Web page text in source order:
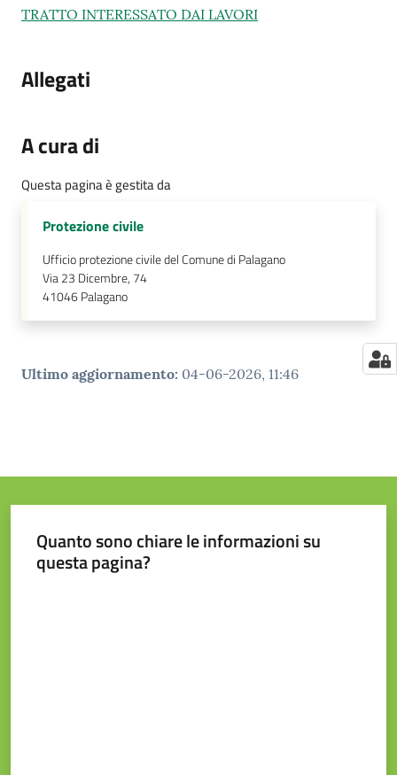
TRATTO INTERESSATO DAI LAVORI
Allegati
A cura di
Questa pagina è gestita da
Protezione civile
Ufficio protezione civile del Comune di Palagano
Via 23 Dicembre, 74
41046Palagano
Ultimo aggiornamento: 04-06-2026, 11:46
Quanto sono chiare le informazioni su
questa pagina?